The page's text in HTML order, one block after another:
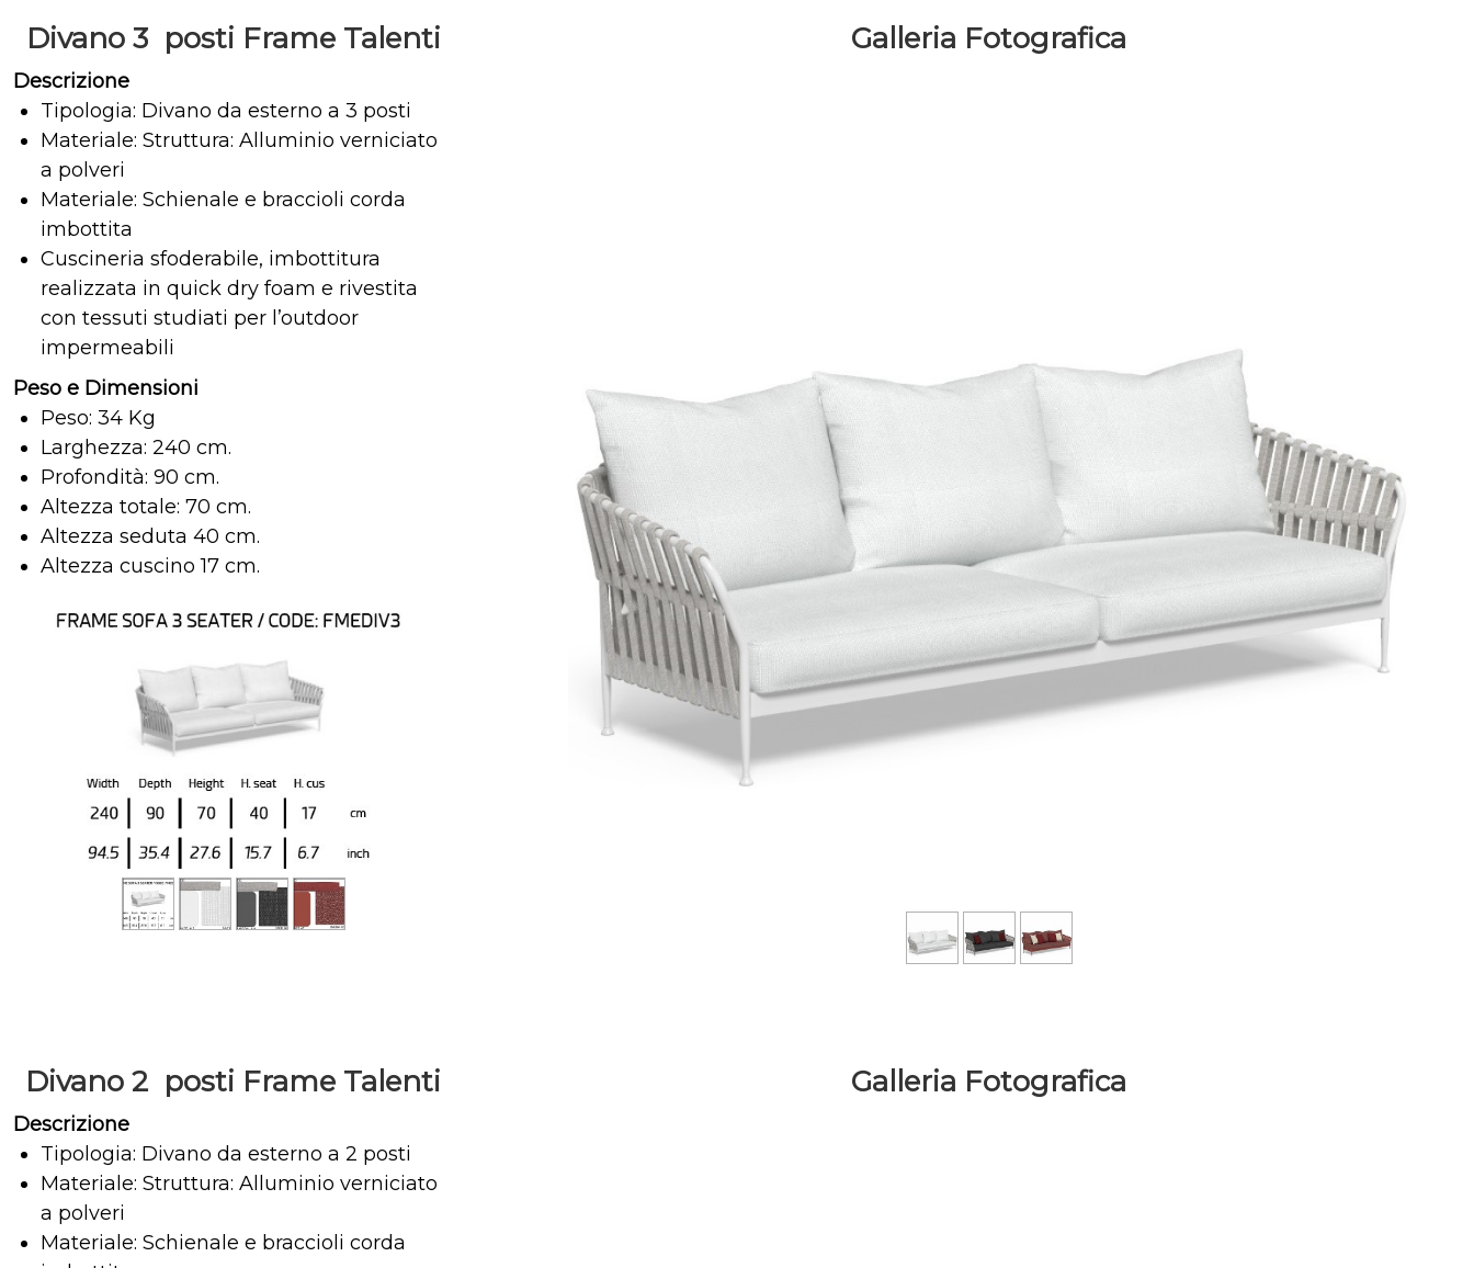
Divano 3 posti Frame Talenti
Descrizione
Tipologia: Divano da esterno a 3 posti
Materiale: Struttura: Alluminio verniciato
a polveri
Materiale: Schienale e braccioli corda
imbottita
Cuscineria sfoderabile, imbottitura
realizzata in quick dry foam e rivestita
con tessuti studiati per l’outdoor
impermeabili
Peso e Dimensioni
Peso: 34 Kg
Larghezza: 240 cm.
Profondità: 90 cm.
Altezza totale: 70 cm.
Altezza seduta 40 cm.
Altezza cuscino 17 cm.
Galleria Fotografica
Divano 2 posti Frame Talenti
Descrizione
Tipologia: Divano da esterno a 2 posti
Materiale: Struttura: Alluminio verniciato
a polveri
Materiale: Schienale e braccioli corda
Galleria Fotografica